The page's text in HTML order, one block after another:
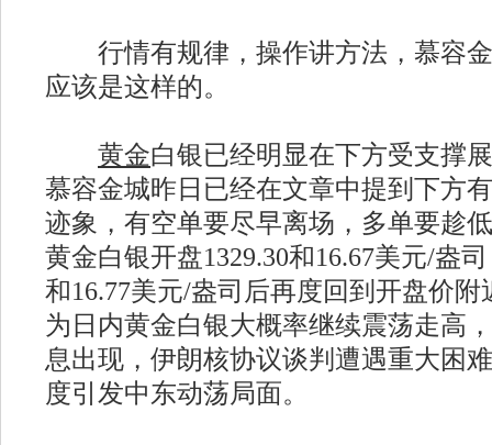
行情有规律，操作讲方法，慕容金
应该是这样的。
黄金白银已经明显在下方受支撑
慕容金城昨日已经在文章中提到下方
迹象，有空单要尽早离场，多单要趁
黄金白银开盘1329.30和16.67美元/盎
和16.77美元/盎司后再度回到开盘价
为日内黄金白银大概率继续震荡走高
息出现，伊朗核协议谈判遭遇重大困
度引发中东动荡局面。